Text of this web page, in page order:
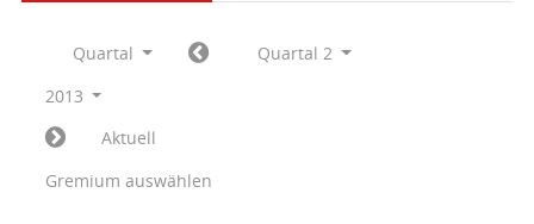
Quartal
Quartal 2
2013
Aktuell
Gremium auswählen